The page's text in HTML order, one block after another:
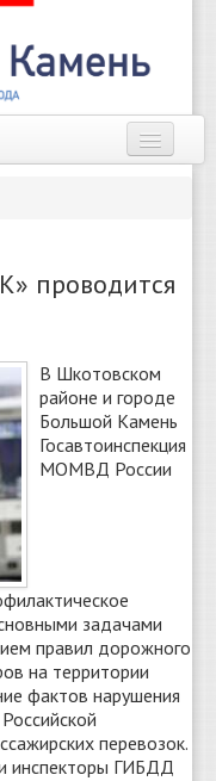
Найти
проводится
В Шкотовском
районе и городе
Большой Камень
Госавтоинспекция
МОМВД России
задачами
правил дорожного
на территории
фактов нарушения
перевозок.
инспекторы ГИБДД